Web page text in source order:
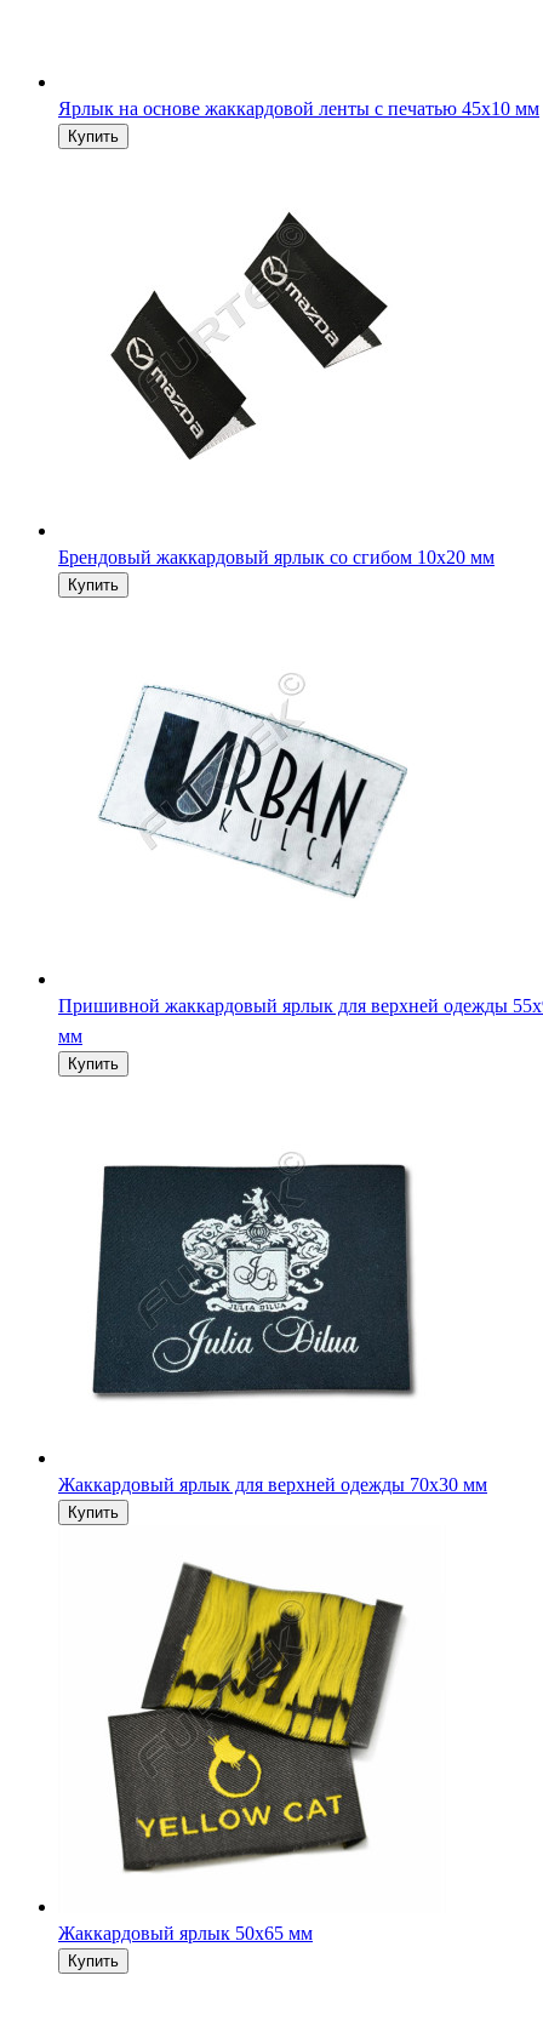
Ярлык на основе жаккардовой ленты с печатью 45х10 мм
Брендовый жаккардовый ярлык со сгибом 10х20 мм
Пришивной жаккардовый ярлык для верхней одежды
мм
Жаккардовый ярлык для верхней одежды 70х30 мм
Жаккардовый ярлык 50х65 мм